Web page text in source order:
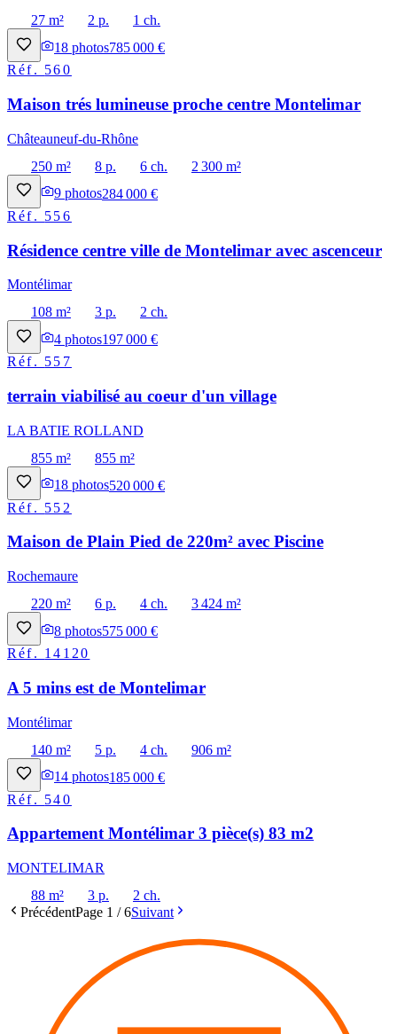
27 m²
2 p.
1 ch.
18 photos785 000 €
Réf. 560
Maison trés lumineuse proche centre Montelimar
Châteauneuf-du-Rhône
250 m²
8 p. 6 ch.
2 300 m²
9 photos284 000 €
Réf. 556
Résidence centre ville de Montelimar avec ascenceur
Montélimar
108 m²
3 p.
2 ch.
4 photos197 000 €
Réf. 557
terrain viabilisé au coeur d'un village
LA BATIE ROLLAND
855 m²
855 m²
18 photos520 000 €
Réf. 552
Maison de Plain Pied de 220m² avec Piscine
Rochemaure
220 m²
6 p. 4 ch.
3 424 m²
8 photos575 000 €
Réf. 14120
A 5 mins est de Montelimar
Montélimar
140 m²
5 p. 4 ch.
906 m²
14 photos185 000 €
Réf. 540
Appartement Montélimar 3 pièce(s) 83 m2
MONTELIMAR
88 m²
3 p.
2 ch.
PrécédentPage 1 /6Suivant